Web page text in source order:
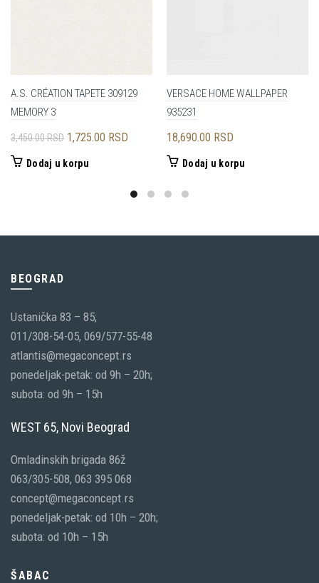
A.S. CRÉATION TAPETE 309129
MEMORY 3
3,450.00RSD Originalna
1,725.00 RSD
1,725.00 RSD.
Dodaj u korpu
VERSACE HOME WALLPAPER
935231
18,690.00 RSD
Dodaj u korpu
BEOGRAD
Ustanička 83 – 85;
011/308-54-05, 069/577-55-48
atlantis@megaconcept.rs
ponedeljak-petak: od 9h – 20h;
subota: od 9h – 15h
WEST 65, Novi Beograd
Omladinskih brigada 86ž
063/305-508, 063 395 068
concept@megaconcept.rs
ponedeljak-petak: od 10h – 20h;
subota: od 10h – 15h
ŠABAC